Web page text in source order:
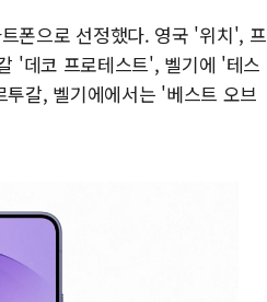
폰으로 선정했다. 영국 '위치', 프
'데코 프로테스트', 벨기에 '테스
갈, 벨기에에서는 '베스트 오브